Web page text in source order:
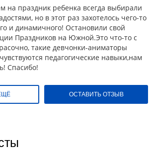
на праздник ребенка всегда выбирали
но в этот раз захотелось чего-то
и динамичного! Остановили свой
Праздников на Южной.Это что-то с
такие девчонки-аниматоры
педагогические навыки,нам
Спасибо!
ОСТАВИТЬ ОТЗЫВ